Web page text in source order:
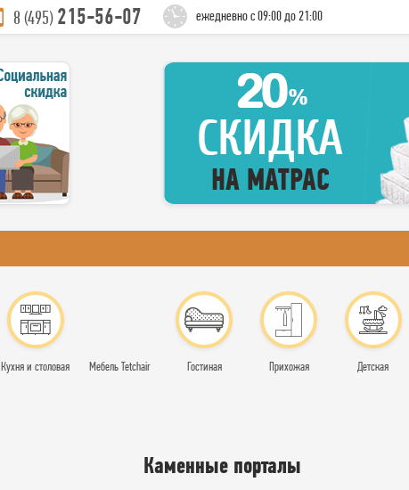
8 (495)215-56-07 ежедневно с 09:00 до 21:00
Кухня и столовая Мебель Tetchair Гостиная Прихожая Детская
Каменные порталы